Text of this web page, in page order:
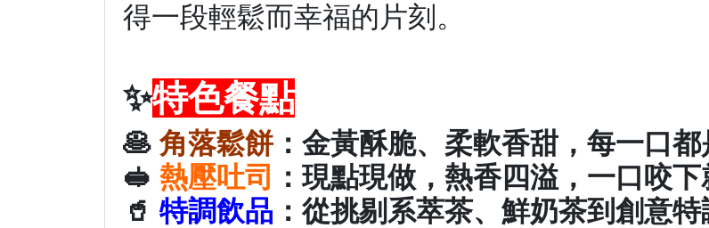
得一段輕鬆而幸福的片刻。
✨特色餐點
🥞 角落鬆餅 ：金黃酥脆、柔軟香甜，每一口都
🥪 熱壓吐司 ：現點現做，熱香四溢，一口咬
🥤 特調飲品 ：從挑剔系萃茶、鮮奶茶到創意